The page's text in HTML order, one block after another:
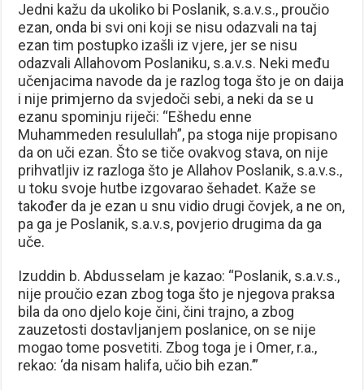
Jedni kažu da ukoliko bi Poslanik, s.a.v.s., proučio
ezan, onda bi svi oni koji se nisu odazvali na taj
ezan tim postupko izašli iz vjere, jer se nisu
odazvali Allahovom Poslaniku, s.a.v.s. Neki među
učenjacima navode da je razlog toga što je on daija
i nije primjerno da svjedoči sebi, a neki da se u
ezanu spominju riječi: “Ešhedu enne
Muhammeden resulullah”, pa stoga nije propisano
da on uči ezan. Što se tiče ovakvog stava, on nije
prihvatljiv iz razloga što je Allahov Poslanik, s.a.v.s.,
u toku svoje hutbe izgovarao šehadet. Kaže se
također da je ezan u snu vidio drugi čovjek, a ne on,
pa ga je Poslanik, s.a.v.s, povjerio drugima da ga
uče.
Izuddin b. Abdusselam je kazao: “Poslanik, s.a.v.s.,
nije proučio ezan zbog toga što je njegova praksa
bila da ono djelo koje čini, čini trajno, a zbog
zauzetosti dostavljanjem poslanice, on se nije
mogao tome posvetiti. Zbog toga je i Omer, r.a.,
rekao: ‘da nisam halifa, učio bih ezan.’”